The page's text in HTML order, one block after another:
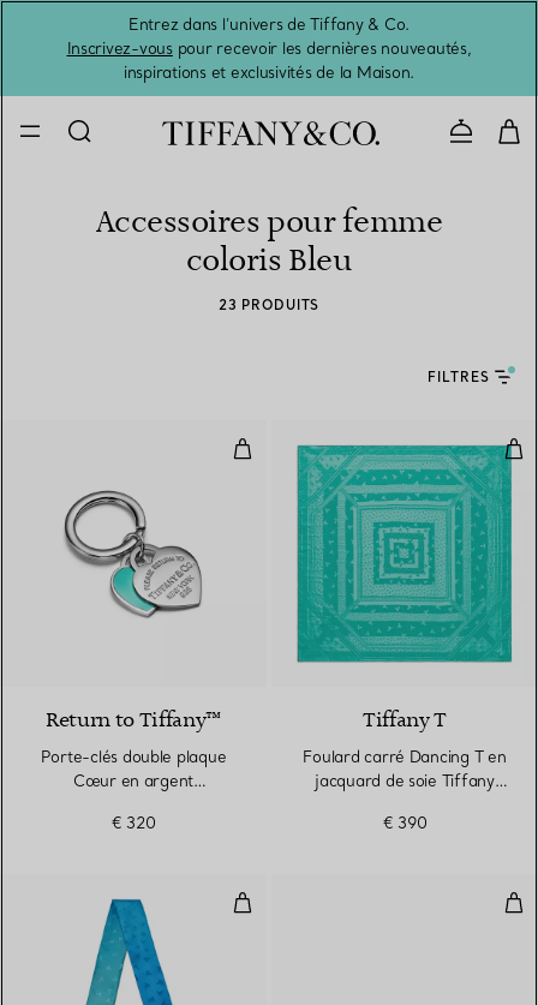
Entrez dans l’univers de Tiffany & Co.
Inscrivez-vouspour recevoir les dernières nouveautés,
inspirations et exclusivités de la Maison.
Accessoires pour femme
coloris Bleu
23 PRODUITS
FILTRES
Porte-clés double plaque Cœur
Return to Tiffany™
Porte-clés double plaque
Cœur en argent
émaillée Tiffany Blue®
€ 320
Tiffany T
Foulard carré Dancing T en
jacquard de soie Tiffany
€ 390
Foulard ruban Dancing T en